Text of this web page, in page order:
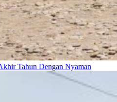
Tahun Dengan Nyaman